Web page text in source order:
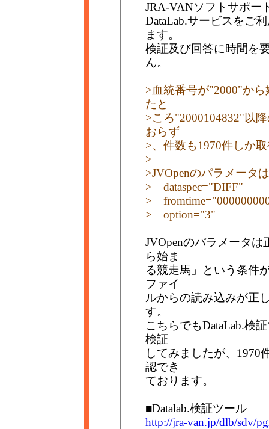
JRA-VANソフトサポー
DataLab.サービスをご
ます。
検証及び回答に時間を
ん。
>血統番号が"2000"か
たと
>ころ"2000104832"以
おらず
>、件数も1970件しか
>
>JVOpenのパラメータ
> dataspec="DIFF"
>
> option="3"
JVOpenのパラメータ
ら始ま
る競走馬」という条件
ファイ
ルからの読み込みが正
す。
こちらでもDataLab.検
検証
してみましたが、1970
認でき
ております。
■Datalab.検証ツール
http://jra-van.jp/dlb/sdv/